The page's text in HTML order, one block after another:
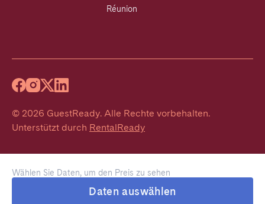
Wählen Sie Daten, um den Preis zu sehen
Daten auswählen
Réunion
© 2026 GuestReady. Alle Rechte vorbehalten.
Unterstützt durch RentalReady